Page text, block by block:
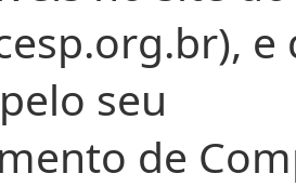
e
seu
de